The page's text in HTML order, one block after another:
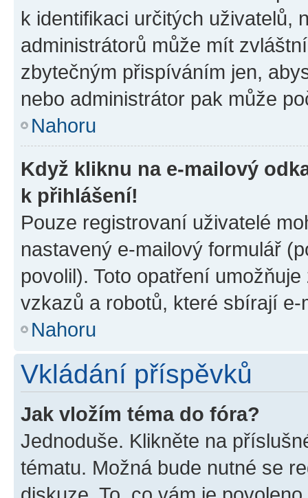
k identifikaci určitých uživatelů,
administrátorů může mít
zbytečným přispíváním jen,
nebo administrátor pak může
Nahoru
Když kliknu na e-mailový
k přihlášení!
Pouze registrovaní uživatelé
nastavený e-mailový formulář
povolil). Toto opatření
vzkazů a robotů, které sbírají e-
Nahoru
Vkládání příspěvků
Jak vložím téma do fóra?
Jednoduše. Klikněte na
tématu. Možná bude nutné se